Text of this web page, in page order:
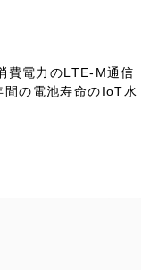
費電力のLTE-M通信
間の電池寿命のIoT水